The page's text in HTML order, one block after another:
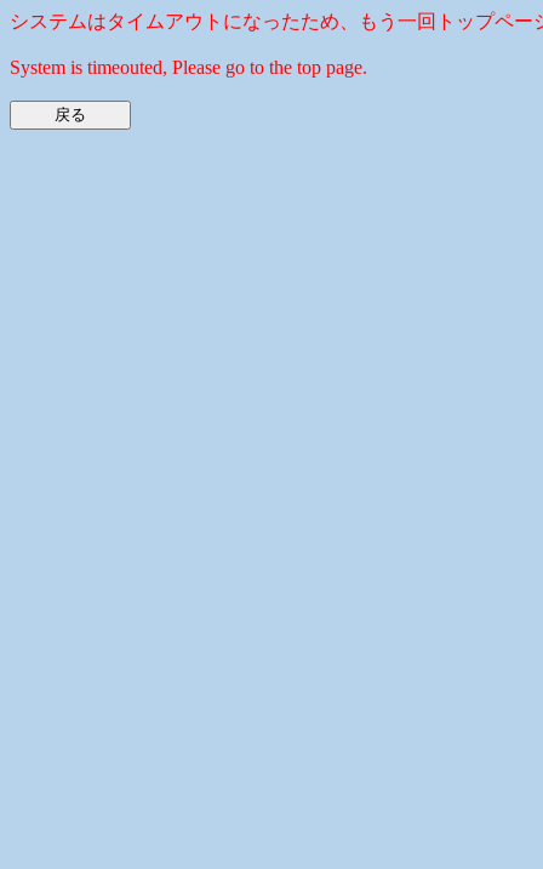
システムはタイムアウトになったため、もう一回トップペー
System is timeouted, Please go to the top page.